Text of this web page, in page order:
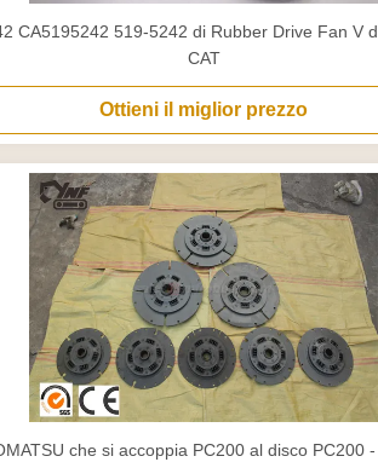
CA5195242 519-5242 di Rubber Drive Fan V
CAT
Ottieni il miglior prezzo
che si accoppia PC200 al disco PC200